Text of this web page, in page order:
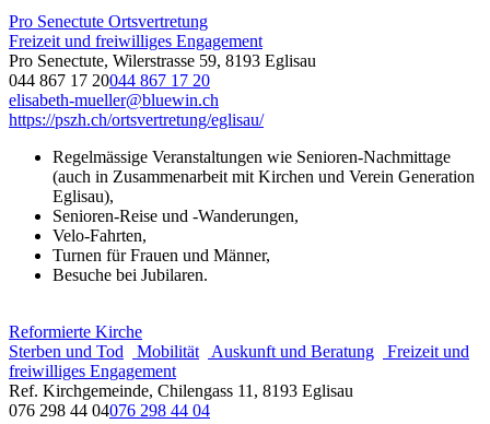
Pro Senectute Ortsvertretung
Freizeit und freiwilliges Engagement
Pro Senectute, Wilerstrasse 59, 8193 Eglisau
044 867 17 20044 867 17 20
elisabeth-mueller@bluewin.ch
https://pszh.ch/ortsvertretung/eglisau/
Regelmässige Veranstaltungen wie Senioren-Nachmittage
(auch in Zusammenarbeit mit Kirchen und Verein Generation
Eglisau),
Senioren-Reise und -Wanderungen,
Velo-Fahrten,
Turnen für Frauen und Männer,
Besuche bei Jubilaren.
Reformierte Kirche
Sterben und Tod
Mobilität Auskunft und Beratung
Freizeit und
freiwilliges Engagement
Ref. Kirchgemeinde, Chilengass 11, 8193 Eglisau
076 298 44 04076 298 44 04